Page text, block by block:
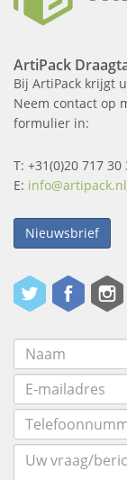
ArtiPack
Bij ArtiPack krijgt
Neem contact op
formulier in:
T: +31(0)20 717 30
E: info@artipack.nl
Nieuwsbrief